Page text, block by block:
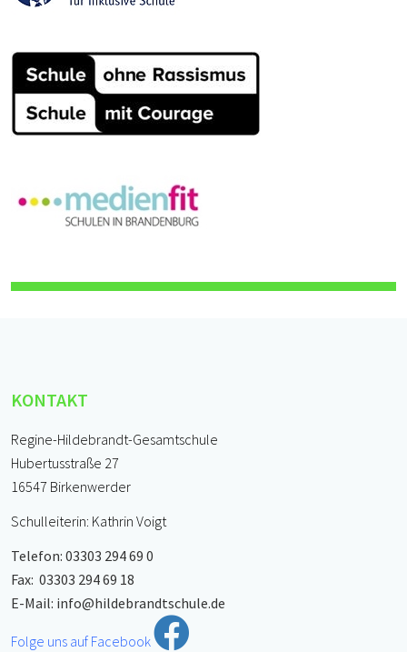
KONTAKT
Regine-Hildebrandt-Gesamtschule
Hubertusstraße 27
16547 Birkenwerder
Schulleiterin: Kathrin Voigt
Telefon: 03303 294 69 0
Fax: 03303 294 69 18
E-Mail: info@hildebrandtschule.de
Folge uns auf Facebook